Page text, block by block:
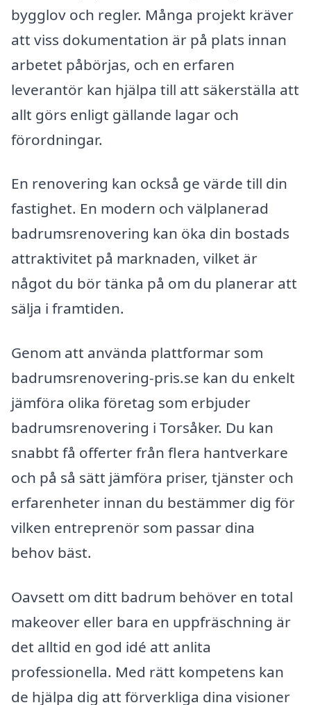
bygglov och regler. Många projekt kräver
att viss dokumentation är på plats innan
arbetet påbörjas, och en erfaren
leverantör kan hjälpa till att säkerställa att
allt görs enligt gällande lagar och
förordningar.
En renovering kan också ge värde till din
fastighet. En modern och välplanerad
badrumsrenovering kan öka din bostads
attraktivitet på marknaden, vilket är
något du bör tänka på om du planerar att
sälja i framtiden.
Genom att använda plattformar som
badrumsrenovering-pris.se kan du enkelt
jämföra olika företag som erbjuder
badrumsrenovering i Torsåker. Du kan
snabbt få offerter från flera hantverkare
och på så sätt jämföra priser, tjänster och
erfarenheter innan du bestämmer dig för
vilken entreprenör som passar dina
behov bäst.
Oavsett om ditt badrum behöver en total
makeover eller bara en uppfräschning är
det alltid en god idé att anlita
professionella. Med rätt kompetens kan
de hjälpa dig att förverkliga dina visioner